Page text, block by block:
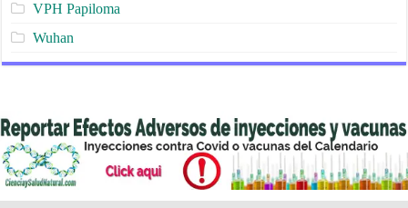
VPH Papiloma
Wuhan